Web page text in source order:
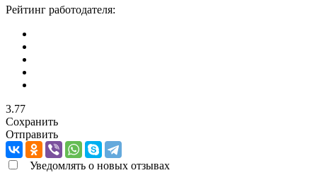
Рейтинг работодателя:
3.77
Сохранить
Отправить
Уведомлять о новых отзывах